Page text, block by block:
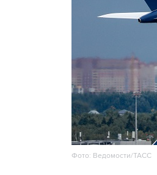
Фото: Ведомости/ТАСС